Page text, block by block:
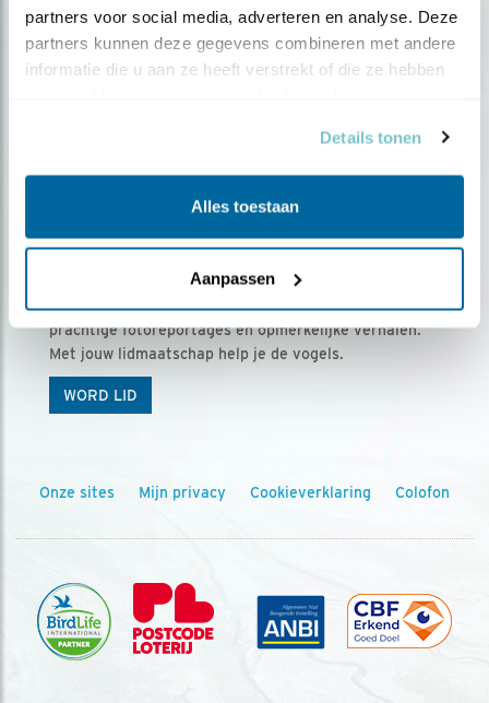
partners voor social media, adverteren en analyse. Deze
partners kunnen deze gegevens combineren met andere
informatie die u aan ze heeft verstrekt of die ze hebben
Details tonen
Alles toestaan
Aanpassen
Ontvang 5 x Vogels voor € 36,00 per jaar
Vogels is het tijdschrift voor onze leden, met
prachtige fotoreportages en opmerkelijke verhalen.
Met jouw lidmaatschap help je de vogels.
WORD LID
Onze sites Mijn privacy Cookieverklaring Colofon